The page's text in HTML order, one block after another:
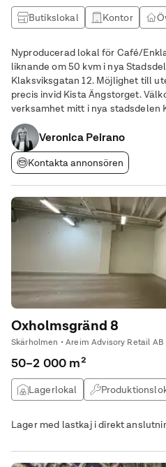
Butikslokal Kontor
Nyproducerad lokal för Café/
liknande om 50 kvm i nya
Klaksviksgatan 12. Möjlighet till
precis invid Kista Ängstorget. Välkommen att etablera din
verksamhet mitt i nya stadsdelen
bostäder, skola och förskola
parker och torg. Eftersom lokalen
Veronica Peirano
Kontakta annonsören
Oxholmsgränd 8
Skärholmen • Areim Advisory Retail AB
50–2 000 m²
Lagerlokal
Lager med lastkaj i direkt